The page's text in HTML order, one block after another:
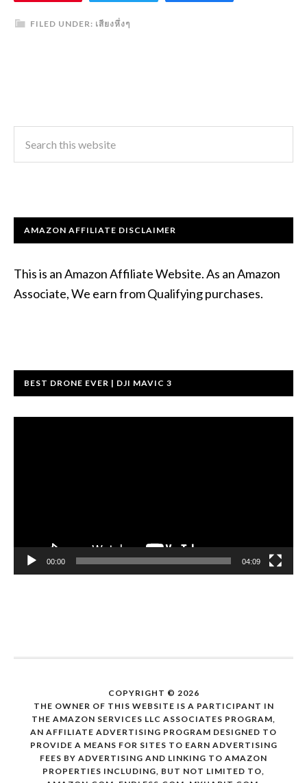
FILED UNDER: เสียงหึ่งๆ
AMAZON AFFILIATE DISCLAIMER
This is an Amazon Affiliate Website. As an Amazon
Associate, We earn from Qualifying purchases.
BEST DRONE EVER | DJI MAVIC 3
00:00 04:09
COPYRIGHT © 2026
THE OWNER OF THIS WEBSITE IS A PARTICIPANT IN
THE AMAZON SERVICES LLC ASSOCIATES PROGRAM,
AN AFFILIATE ADVERTISING PROGRAM DESIGNED TO
PROVIDE A MEANS FOR SITES TO EARN ADVERTISING
FEES BY ADVERTISING AND LINKING TO AMAZON
PROPERTIES INCLUDING, BUT NOT LIMITED TO,